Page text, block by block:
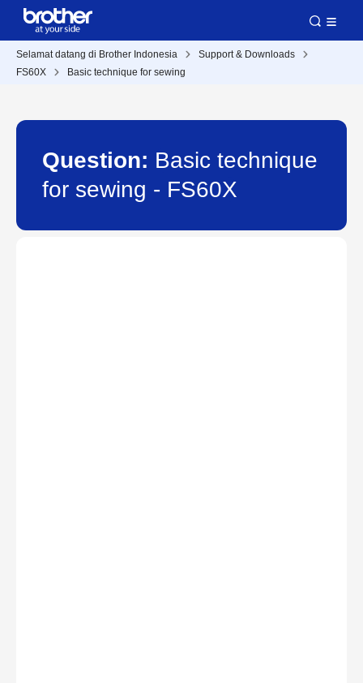
Selamat datang di Brother Indonesia
Support & Downloads
FS60X
Basic technique for sewing
Question: Basic technique
for sewing - FS60X